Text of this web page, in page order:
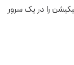
را در یک سرور